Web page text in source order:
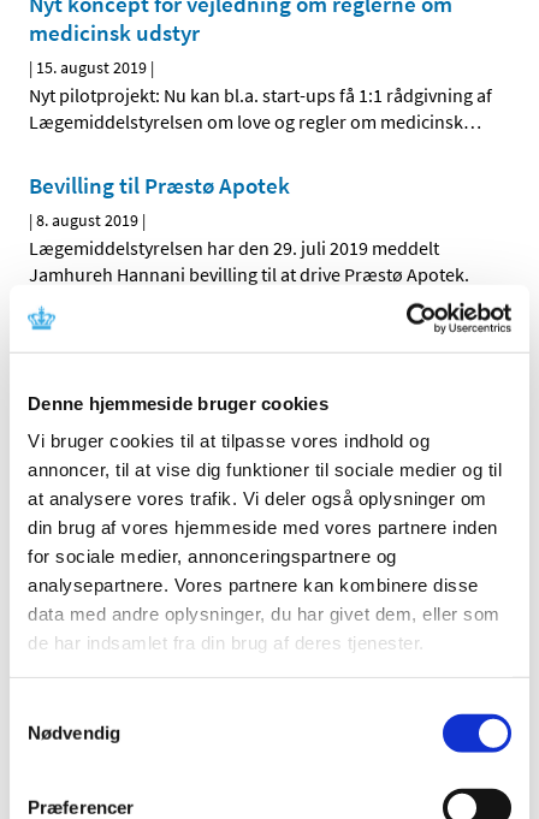
Denne hjemmeside bruger cookies
Vi bruger cookies til at tilpasse vores indhold og
annoncer, til at vise dig funktioner til sociale medier og til
at analysere vores trafik. Vi deler også oplysninger om
din brug af vores hjemmeside med vores partnere inden
for sociale medier, annonceringspartnere og
analysepartnere. Vores partnere kan kombinere disse
data med andre oplysninger, du har givet dem, eller som
de har indsamlet fra din brug af deres tjenester.
Nødvendig
Præferencer
medicinsk udstyr
| 15. august 2019 |
Nyt pilotprojekt: Nu kan bl.a. start-ups få 1:1 rådgivning af
Lægemiddelstyrelsen om love og regler om medicinsk…
Bevilling til Præstø Apotek
|8. august 2019 |
Lægemiddelstyrelsen har den 29. juli 2019 meddelt
Jamhureh Hannani bevilling til at drive Præstø Apotek.
Ny digital guide til indberetning af samarbejde
|6. august 2019|
En ny digital guide på Lægemiddelstyrelsens hjemmeside
gør det nemmere for sundhedspersoner at indberette
Alle (2506)
TID
2026 (84)
2025 (158)
2024 (224)